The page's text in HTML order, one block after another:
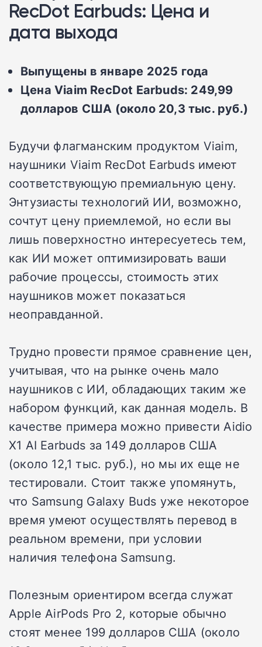
RecDot Earbuds: Цена и
дата выхода
Выпущены в январе 2025 года
Цена Viaim RecDot Earbuds: 249,99
долларов США (около 20,3 тыс. руб.)
Будучи флагманским продуктом Viaim,
наушники Viaim RecDot Earbuds имеют
соответствующую премиальную цену.
Энтузиасты технологий ИИ, возможно,
сочтут цену приемлемой, но если вы
лишь поверхностно интересуетесь тем,
как ИИ может оптимизировать ваши
рабочие процессы, стоимость этих
наушников может показаться
неоправданной.
Трудно провести прямое сравнение цен,
учитывая, что на рынке очень мало
наушников с ИИ, обладающих таким же
набором функций, как данная модель. В
качестве примера можно привести Aidio
X1 AI Earbuds за 149 долларов США
(около 12,1 тыс. руб.), но мы их еще не
тестировали. Стоит также упомянуть,
что Samsung Galaxy Buds уже некоторое
время умеют осуществлять перевод в
реальном времени, при условии
наличия телефона Samsung.
Полезным ориентиром всегда служат
Apple AirPods Pro 2, которые обычно
стоят менее 199 долларов США (около